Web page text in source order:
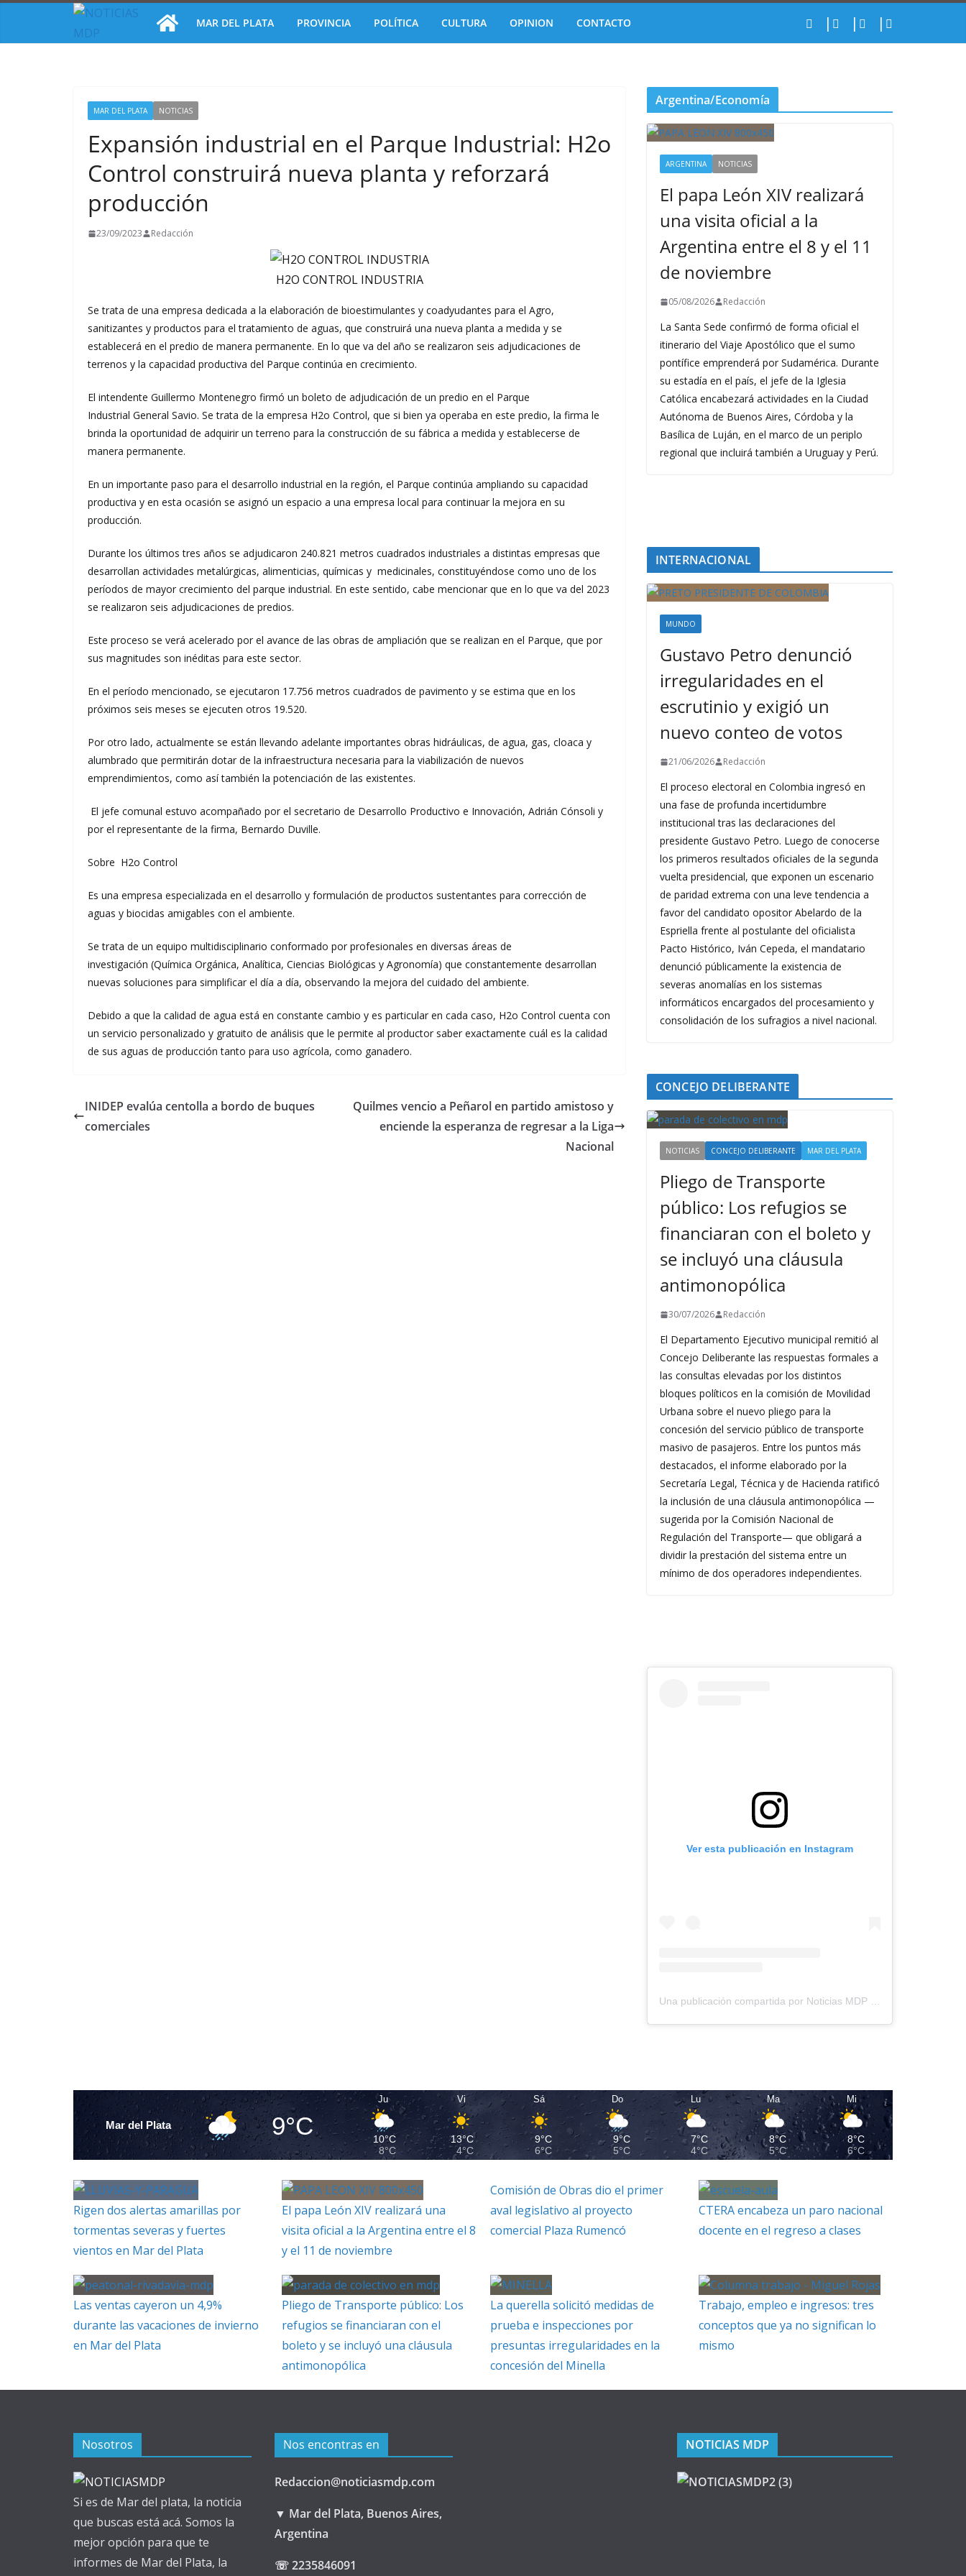
MAR DEL PLATA PROVINCIA POLÍTICA CULTURA OPINION CONTACTO
MAR DEL PLATA NOTICIAS
Expansión industrial en el Parque Industrial: H2o
Control construirá nueva planta y reforzará
producción
23/09/2023 Redacción
H2O CONTROL INDUSTRIA
Se trata de una empresa dedicada a la elaboración de bioestimulantes y coadyudantes para el Agro,
sanitizantes y productos para el tratamiento de aguas, que construirá una nueva planta a medida y se
establecerá en el predio de manera permanente. En lo que va del año se realizaron seis adjudicaciones de
terrenos y la capacidad productiva del Parque continúa en crecimiento.
El intendente Guillermo Montenegro firmó un boleto de adjudicación de un predio en el Parque
Industrial General Savio. Se trata de la empresa H2o Control, que si bien ya operaba en este predio, la firma le
brinda la oportunidad de adquirir un terreno para la construcción de su fábrica a medida y establecerse de
manera permanente.
En un importante paso para el desarrollo industrial en la región, el Parque continúa ampliando su capacidad
productiva y en esta ocasión se asignó un espacio a una empresa local para continuar la mejora en su
producción.
Durante los últimos tres años se adjudicaron 240.821 metros cuadrados industriales a distintas empresas que
desarrollan actividades metalúrgicas, alimenticias, químicas y medicinales, constituyéndose como uno de los
períodos de mayor crecimiento del parque industrial. En este sentido, cabe mencionar que en lo que va del 2023
se realizaron seis adjudicaciones de predios.
Este proceso se verá acelerado por el avance de las obras de ampliación que se realizan en el Parque, que por
sus magnitudes son inéditas para este sector.
En el período mencionado, se ejecutaron 17.756 metros cuadrados de pavimento y se estima que en los
próximos seis meses se ejecuten otros 19.520.
Por otro lado, actualmente se están llevando adelante importantes obras hidráulicas, de agua, gas, cloaca y
alumbrado que permitirán dotar de la infraestructura necesaria para la viabilización de nuevos
emprendimientos, como así también la potenciación de las existentes.
El jefe comunal estuvo acompañado por el secretario de Desarrollo Productivo e Innovación, Adrián Cónsoli y
por el representante de la firma, Bernardo Duville.
Sobre H2o Control
Es una empresa especializada en el desarrollo y formulación de productos sustentantes para corrección de
aguas y biocidas amigables con el ambiente.
Se trata de un equipo multidisciplinario conformado por profesionales en diversas áreas de
investigación (Química Orgánica, Analítica, Ciencias Biológicas y Agronomía) que constantemente desarrollan
nuevas soluciones para simplificar el día a día, observando la mejora del cuidado del ambiente.
Debido a que la calidad de agua está en constante cambio y es particular en cada caso, H2o Control cuenta con
un servicio personalizado y gratuito de análisis que le permite al productor saber exactamente cuál es la calidad
de sus aguas de producción tanto para uso agrícola, como ganadero.
INIDEP evalúa centolla a bordo de buques
comerciales
Quilmes vencio a Peñarol en partido amistoso y
enciende la esperanza de regresar a la Liga
Nacional
Argentina/Economía
ARGENTINA NOTICIAS
El papa León XIV realizará
una visita oficial a la
Argentina entre el 8 y el 11
de noviembre
05/08/2026 Redacción
La Santa Sede confirmó de forma oficial el
itinerario del Viaje Apostólico que el sumo
pontífice emprenderá por Sudamérica. Durante
su estadía en el país, el jefe de la Iglesia
Católica encabezará actividades en la Ciudad
Autónoma de Buenos Aires, Córdoba y la
Basílica de Luján, en el marco de un periplo
regional que incluirá también a Uruguay y Perú.
INTERNACIONAL
MUNDO
Gustavo Petro denunció
irregularidades en el
escrutinio y exigió un
nuevo conteo de votos
21/06/2026 Redacción
El proceso electoral en Colombia ingresó en
una fase de profunda incertidumbre
institucional tras las declaraciones del
presidente Gustavo Petro. Luego de conocerse
los primeros resultados oficiales de la segunda
vuelta presidencial, que exponen un escenario
de paridad extrema con una leve tendencia a
favor del candidato opositor Abelardo de la
Espriella frente al postulante del oficialista
Pacto Histórico, Iván Cepeda, el mandatario
denunció públicamente la existencia de
severas anomalías en los sistemas
informáticos encargados del procesamiento y
consolidación de los sufragios a nivel nacional.
CONCEJO DELIBERANTE
NOTICIAS CONCEJO DELIBERANTE MAR DEL PLATA
Pliego de Transporte
público: Los refugios se
financiaran con el boleto y
se incluyó una cláusula
antimonopólica
30/07/2026 Redacción
El Departamento Ejecutivo municipal remitió al
Concejo Deliberante las respuestas formales a
las consultas elevadas por los distintos
bloques políticos en la comisión de Movilidad
Urbana sobre el nuevo pliego para la
concesión del servicio público de transporte
masivo de pasajeros. Entre los puntos más
destacados, el informe elaborado por la
Secretaría Legal, Técnica y de Hacienda ratificó
la inclusión de una cláusula antimonopólica —
sugerida por la Comisión Nacional de
Regulación del Transporte— que obligará a
dividir la prestación del sistema entre un
mínimo de dos operadores independientes.
Ver esta publicación en Instagram
Una publicación compartida por Noticias MDP (@noticiasmdp)
Mar del Plata 9°C
Ju
10°C
8°C
Vi
13°C
4°C
Sá
9°C
6°C
Do
9°C
5°C
Lu
7°C
4°C
Ma
8°C
5°C
Mi
8°C
6°C
Rigen dos alertas amarillas por
tormentas severas y fuertes
vientos en Mar del Plata
El papa León XIV realizará una
visita oficial a la Argentina entre el 8
y el 11 de noviembre
Comisión de Obras dio el primer
aval legislativo al proyecto
comercial Plaza Rumencó
CTERA encabeza un paro nacional
docente en el regreso a clases
Las ventas cayeron un 4,9%
durante las vacaciones de invierno
en Mar del Plata
Pliego de Transporte público: Los
refugios se financiaran con el
boleto y se incluyó una cláusula
antimonopólica
La querella solicitó medidas de
prueba e inspecciones por
presuntas irregularidades en la
concesión del Minella
Trabajo, empleo e ingresos: tres
conceptos que ya no significan lo
mismo
Nosotros
Si es de Mar del plata, la noticia
que buscas está acá. Somos la
mejor opción para que te
informes de Mar del Plata, la
Nos encontras en
Redaccion@noticiasmdp.com
▼ Mar del Plata, Buenos Aires,
Argentina
☏ 2235846091
NOTICIAS MDP